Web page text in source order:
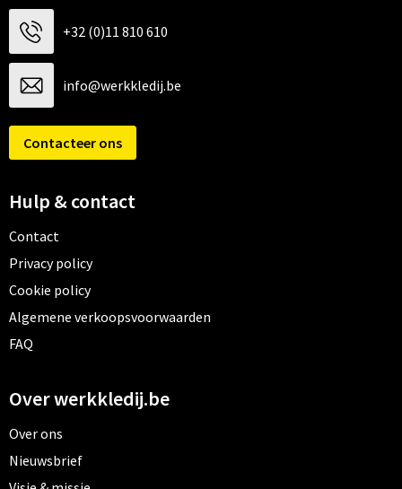
+32 (0)11 810 610
info@werkkledij.be
Contacteer ons
Hulp & contact
Contact
Privacy policy
Cookie policy
Algemene verkoopsvoorwaarden
FAQ
Over werkkledij.be
Over ons
Nieuwsbrief